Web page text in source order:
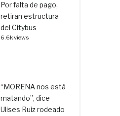
Por falta de pago,
retiran estructura
del Citybus
6.6k views
“MORENA nos está
matando”, dice
Ulises Ruiz rodeado